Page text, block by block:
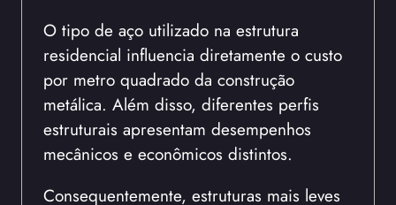
O tipo de aço utilizado na estrutura
residencial influencia diretamente o custo
por metro quadrado da construção
metálica. Além disso, diferentes perfis
estruturais apresentam desempenhos
mecânicos e econômicos distintos.
Consequentemente, estruturas mais leves